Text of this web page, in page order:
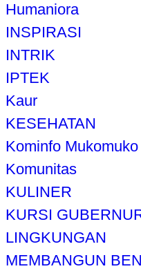
Humaniora
INSPIRASI
INTRIK
IPTEK
Kaur
KESEHATAN
Kominfo Mukomuko
Komunitas
KULINER
KURSI
LINGKUNGAN
MEMBANGUN